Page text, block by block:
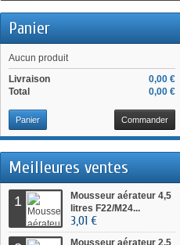
Panier
Aucun produit
0,00 €
Livraison
0,00 €
Total
Panier Commander
Meilleures ventes
1
Mousseur aérateur 4,5
litres F22/M24...
3,01 €
Mousseur aérateur 2,5